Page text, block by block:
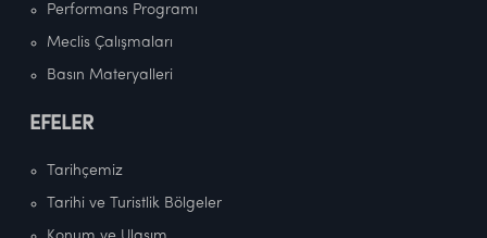
Performans Programı
Meclis Çalışmaları
Basın Materyalleri
EFELER
Tarihçemiz
Tarihi ve Turistlik Bölgeler